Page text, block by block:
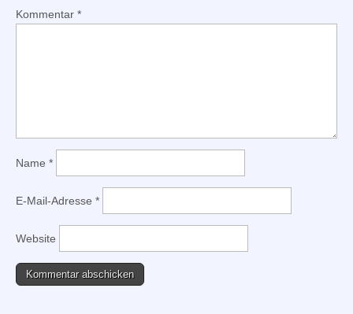
Kommentar *
Name *
E-Mail-Adresse *
Website